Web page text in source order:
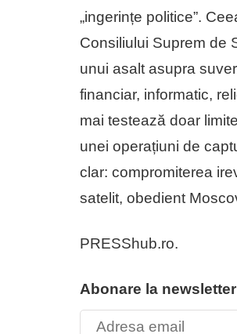
„ingerințe politice”.
Consiliului Suprem de
unui asalt asupra
financiar, informatic,
mai testează doar
unei operațiuni de
clar: compromiterea
satelit, obedient
PRESShub.ro.
Abonare la